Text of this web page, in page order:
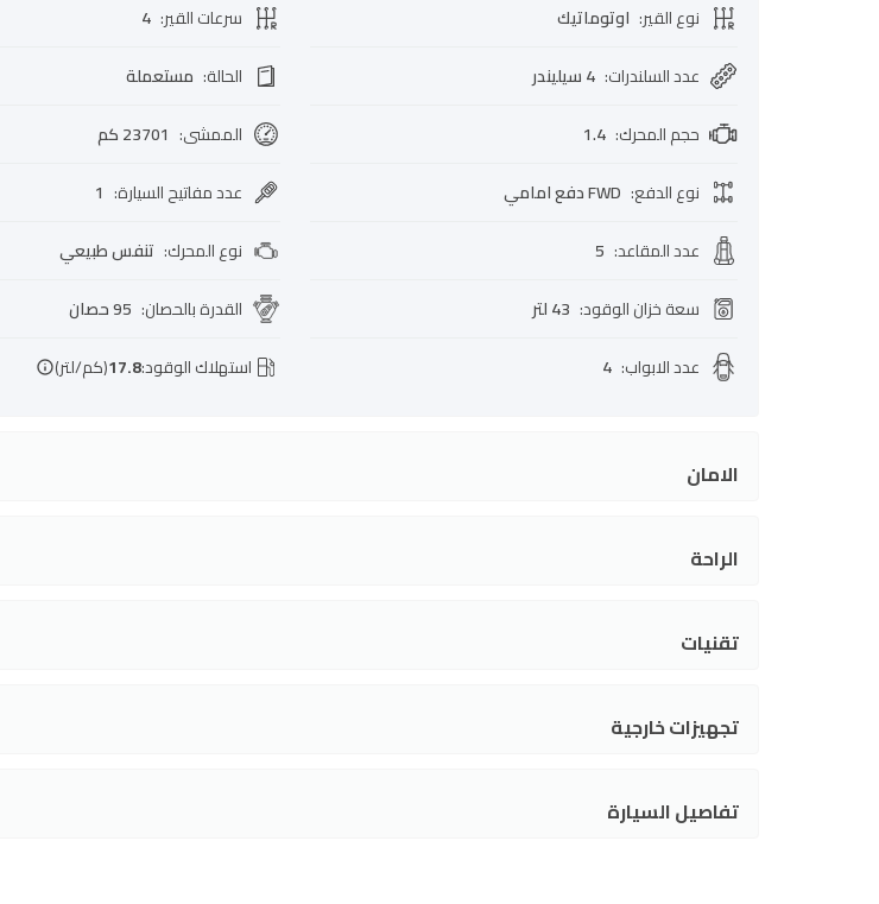
نوع القير: اوتوماتيك سرعات القير:
4
عدد السلندرات: 4 سيليندر الحالة: مستعملة
حجم المحرك:
1.4 الممشى: 23701 كم
نوع الدفع: FWD دفع امامي عدد مفاتيح السيارة:
1
عدد المقاعد:
5 نوع المحرك: تنفس طبيعي
سعة خزان الوقود: 43 لتر القدرة بالحصان: 95 حصان
عدد الابواب:
4 استهلاك الوقود:17.8(كم/لتر)
الامان
الراحة
تقنيات
تجهيزات خارجية
تفاصيل السيارة